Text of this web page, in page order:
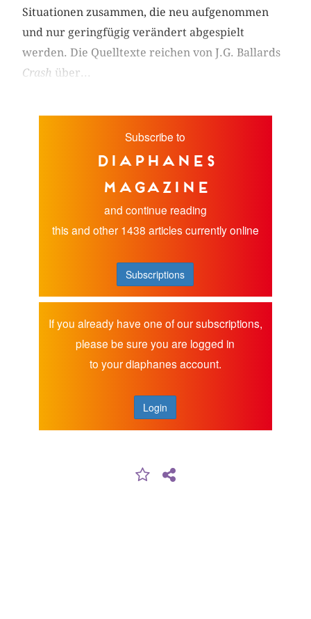
Situationen zusammen, die neu aufgenommen
und nur geringfügig verändert abgespielt
werden. Die Quelltexte reichen von J.G. Ballards
Crash über...
Subscribe to
diaphanes
magazine
and continue reading
this and other 1438 articles currently online
Subscriptions
If you already have one of our subscriptions,
please be sure you are logged in
to your diaphanes account.
Login